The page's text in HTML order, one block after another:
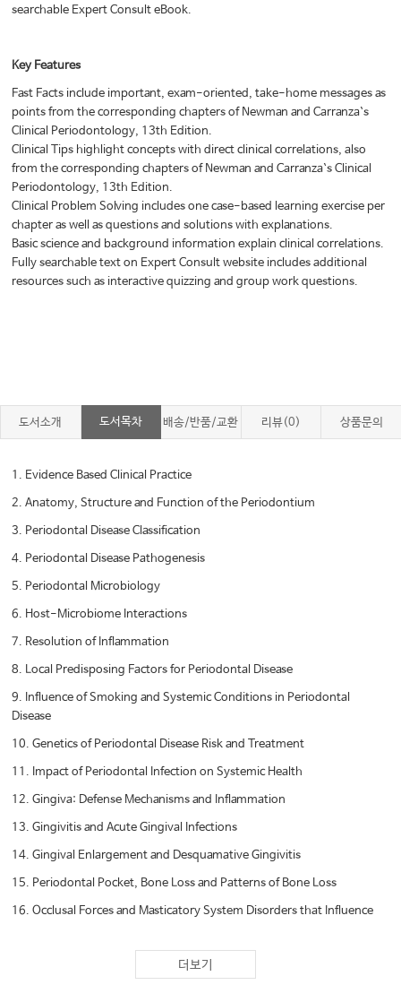
searchable Expert Consult eBook.
Key Features
Fast Facts include important, exam-oriented, take-home messages as
points from the corresponding chapters of Newman and Carranza`s
Clinical Periodontology, 13th Edition.
Clinical Tips highlight concepts with direct clinical correlations, also
from the corresponding chapters of Newman and Carranza`s Clinical
Periodontology, 13th Edition.
Clinical Problem Solving includes one case-based learning exercise per
chapter as well as questions and solutions with explanations.
Basic science and background information explain clinical correlations.
Fully searchable text on Expert Consult website includes additional
resources such as interactive quizzing and group work questions.
도서소개 도서목차 배송/반품/교환 리뷰(0) 상품문의
1. Evidence Based Clinical Practice
2. Anatomy, Structure and Function of the Periodontium
3. Periodontal Disease Classification
4. Periodontal Disease Pathogenesis
5. Periodontal Microbiology
6. Host-Microbiome Interactions
7. Resolution of Inflammation
8. Local Predisposing Factors for Periodontal Disease
9. Influence of Smoking and Systemic Conditions in Periodontal
Disease
10. Genetics of Periodontal Disease Risk and Treatment
11. Impact of Periodontal Infection on Systemic Health
12. Gingiva: Defense Mechanisms and Inflammation
13. Gingivitis and Acute Gingival Infections
14. Gingival Enlargement and Desquamative Gingivitis
15. Periodontal Pocket, Bone Loss and Patterns of Bone Loss
16. Occlusal Forces and Masticatory System Disorders that Influence
더보기